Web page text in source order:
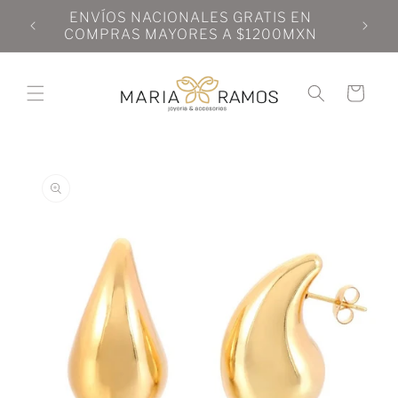
directamente
al contenido
ENVÍOS NACIONALES GRATIS EN
COMPRAS MAYORES A $1200MXN
Carrito
información